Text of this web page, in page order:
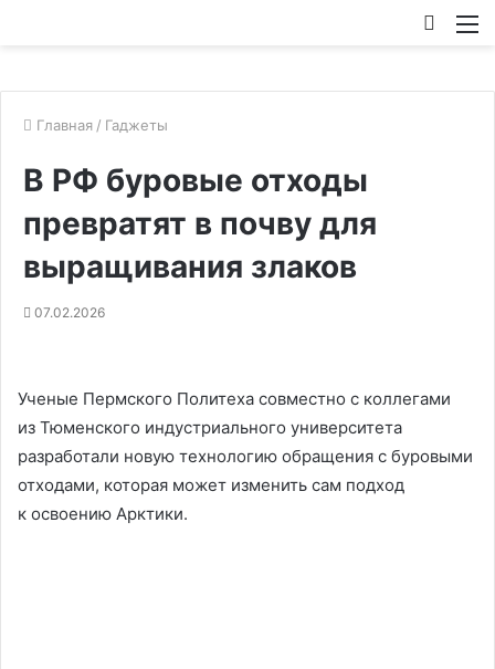
Главная / Гаджеты
В РФ буровые отходы
превратят в почву для
выращивания злаков
07.02.2026
Ученые Пермского Политеха совместно с коллегами
из Тюменского индустриального университета
разработали новую технологию обращения с буровыми
отходами, которая может изменить сам подход
к освоению Арктики.